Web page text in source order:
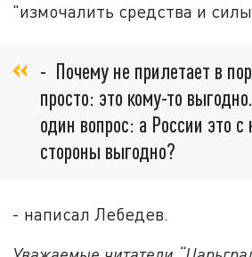
"измочалить средства и
- Почему не прилетает в
просто: это кому-то
один вопрос: а России это с
стороны выгодно?
- написал Лебедев.